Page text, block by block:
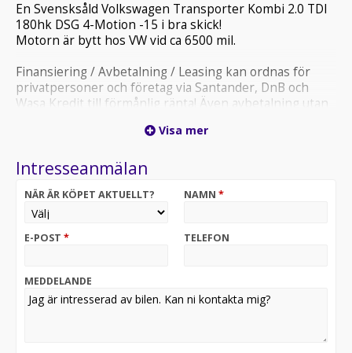
En Svensksåld Volkswagen Transporter Kombi 2.0 TDI
180hk DSG 4-Motion -15 i bra skick!
Motorn är bytt hos VW vid ca 6500 mil.
Finansiering / Avbetalning / Leasing kan ordnas för
privatpersoner och företag via Santander, DnB och
Wasa Kredit till förmånlig ränta! Även avbetalning utan
restvärde för att få en låg månadskostnad.
1-3 månaders gratis prova-på försäkring hos
6-24 månaders garanti via Autoconcept eller
på Storheden i Luleå, ring gärna före ni kommer för
bästa servic
Visa mer
Intresseanmälan
NÄR ÄR KÖPET AKTUELLT? NAMN *
E-POST * TELEFON
MEDDELANDE